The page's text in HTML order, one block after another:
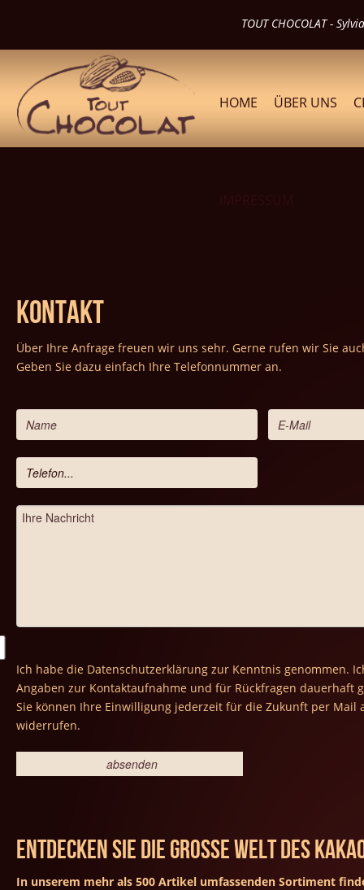
TOUT CHOCOLAT -
HOME ÜBER UNS
Kontakt
Über Ihre Anfrage freuen wir uns sehr. Gerne rufen wir Sie
Geben Sie dazu einfach Ihre Telefonnummer an.
Ich habe die Datenschutzerklärung zur Kenntnis genommen.
Angaben zur Kontaktaufnahme und für Rückfragen dauerhaft
Sie können Ihre Einwilligung jederzeit für die Zukunft per Mail
widerrufen.
Entdecken Sie die große Welt des
In unserem mehr als 500 Artikel umfassenden Sortiment